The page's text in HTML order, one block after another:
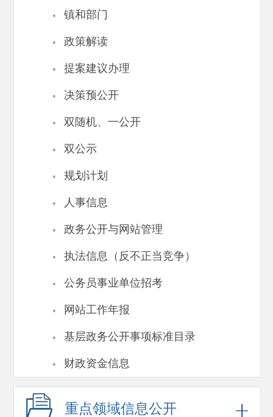
· 镇和部门
· 政策解读
· 提案建议办理
· 决策预公开
· 双随机、一公开
· 双公示
· 规划计划
· 人事信息
· 政务公开与网站管理
· 执法信息（反不正当竞争）
· 公务员事业单位招考
· 网站工作年报
· 基层政务公开事项标准目录
· 财政资金信息
重点领域信息公开